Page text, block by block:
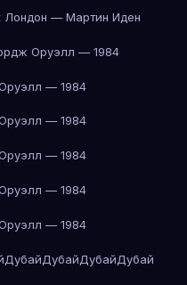
Лондон — Мартин Иден
Оруэлл — 1984
— 1984
— 1984
— 1984
— 1984
— 1984
ДубайДубайДубайДубай